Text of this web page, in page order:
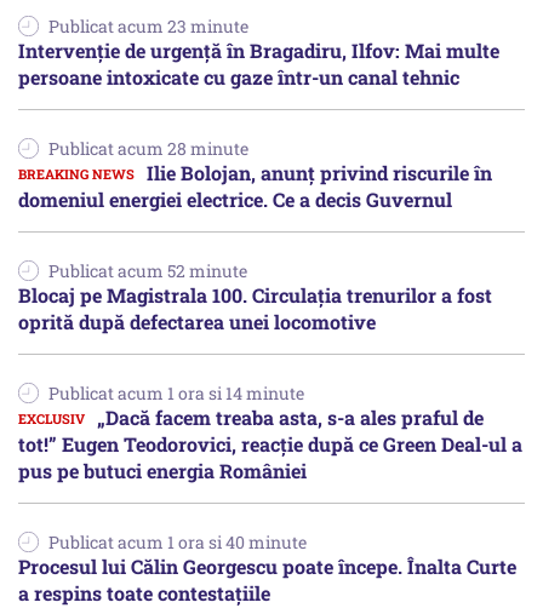
Publicat acum 23 minute
Intervenție de urgență în Bragadiru, Ilfov: Mai multe
persoane intoxicate cu gaze într-un canal tehnic
Publicat acum 28 minute
Ilie Bolojan, anunț privind riscurile în
domeniul energiei electrice. Ce a decis Guvernul
Publicat acum 52 minute
Blocaj pe Magistrala 100. Circulația trenurilor a fost
oprită după defectarea unei locomotive
Publicat acum 1 ora si 14 minute
„Dacă facem treaba asta, s-a ales praful de
tot!” Eugen Teodorovici, reacție după ce Green Deal-ul a
pus pe butuci energia României
Publicat acum 1 ora si 40 minute
Procesul lui Călin Georgescu poate începe. Înalta Curte
a respins toate contestațiile